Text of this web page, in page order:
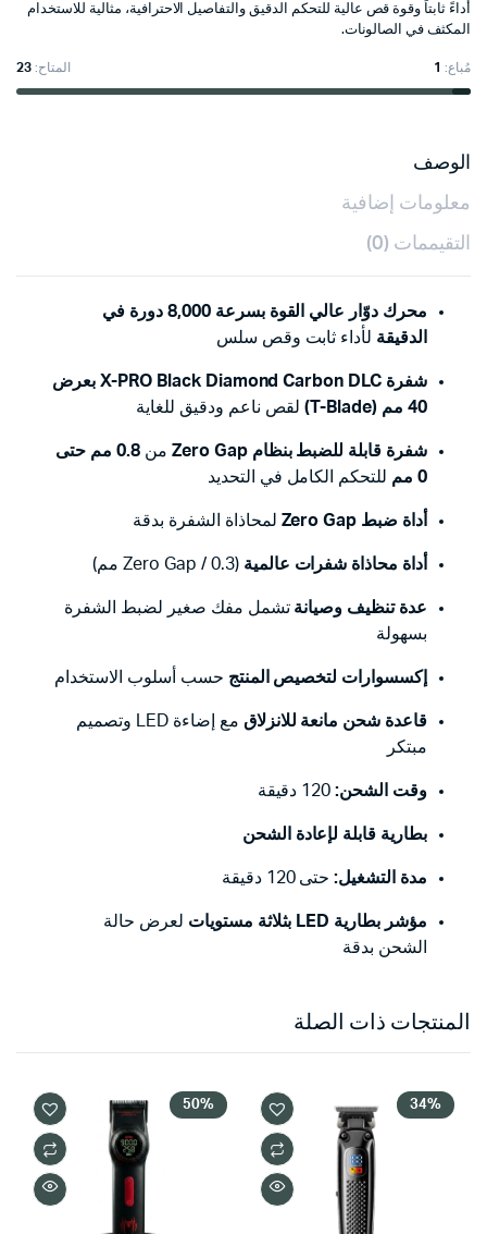
أداءً ثابتاً وقوة قص عالية للتحكم الدقيق والتفاصيل الاحترافية، مثالية للاستخدام
المكثف في الصالونات.
مُباع: 1 المتاح:23
الوصف
معلومات إضافية
التقيممات (0)
محرك دوّار عالي القوة بسرعة 8,000 دورة في
الدقيقة لأداء ثابت وقص سلس
شفرة X-PRO Black Diamond Carbon DLC بعرض
40 مم (T-Blade)
لقص ناعم ودقيق للغاية
شفرة قابلة للضبط بنظام Zero Gap من
0.8 مم حتى
0 مم
للتحكم الكامل في التحديد
أداة ضبط Zero Gap لمحاذاة الشفرة بدقة
أداة محاذاة شفرات عالمية (Zero Gap / 0.3 مم)
عدة تنظيف وصيانة تشمل مفك صغير لضبط الشفرة
بسهولة
إكسسوارات لتخصيص المنتج حسب أسلوب الاستخدام
قاعدة شحن مانعة للانزلاق
مع إضاءة LED وتصميم
مبتكر
وقت الشحن:120 دقيقة
بطارية قابلة لإعادة الشحن
مدة التشغيل:حتى 120 دقيقة
مؤشر بطارية LED بثلاثة مستويات
لعرض حالة
الشحن بدقة
المنتجات ذات الصلة
34%
50%